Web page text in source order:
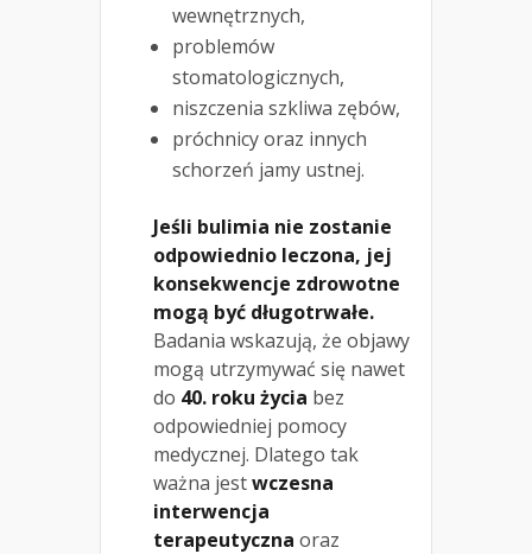
wewnętrznych,
problemów
stomatologicznych,
niszczenia szkliwa zębów,
próchnicy oraz innych
schorzeń jamy ustnej.
Jeśli bulimia nie zostanie
odpowiednio leczona, jej
konsekwencje zdrowotne
mogą być długotrwałe.
Badania wskazują, że objawy
mogą utrzymywać się nawet
do 40. roku życia bez
odpowiedniej pomocy
medycznej. Dlatego tak
ważna jestwczesna
interwencja
terapeutyczna oraz